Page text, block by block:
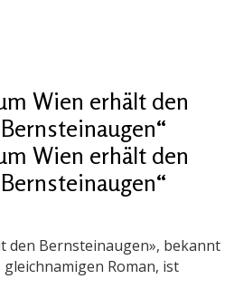
Wien erhält den
Wien erhält den
den Bernsteinaugen», bekannt
Roman, ist